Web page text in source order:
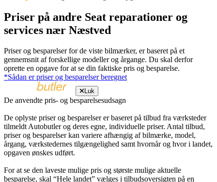
Priser på andre Seat reparationer og
services nær Næstved
Priser og besparelser for de viste bilmærker, er baseret på et
gennemsnit af forskellige modeller og årgange. Du skal derfor
oprette en opgave for at se din faktiske pris og besparelse.
*Sådan er priser og besparelser beregnet
Luk
De anvendte pris- og besparelsesudsagn
De oplyste priser og besparelser er baseret på tilbud fra værksteder
tilmeldt Autobutler og deres egne, individuelle priser. Antal tilbud,
priser og besparelser kan variere afhængig af bilmærke, model,
årgang, værkstedernes tilgængelighed samt hvornår og hvor i landet,
opgaven ønskes udført.
For at se den laveste mulige pris og største mulige aktuelle
besparelse, skal “Hele landet” vælges i tilbudsoversigten på en